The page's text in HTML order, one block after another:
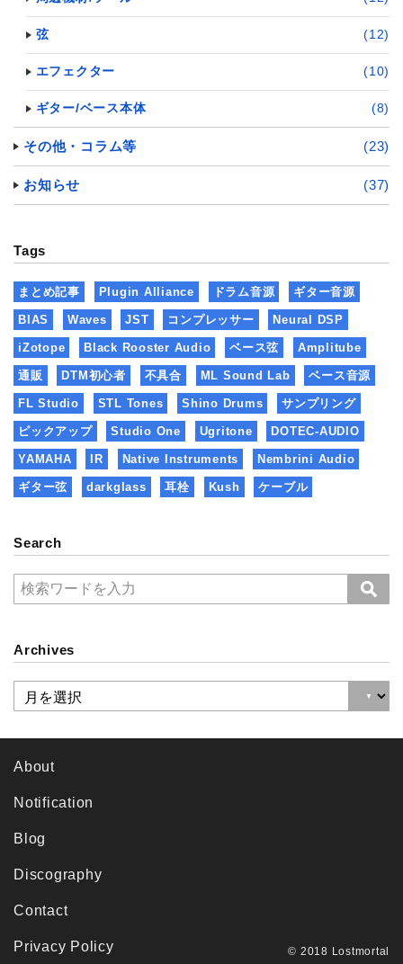
弦 (12)
エフェクター (10)
ギター/ベース本体 (8)
その他・コラム等 (23)
お知らせ (37)
Tags
まとめ記事 Plugin Alliance ドラム音源 ギター音源
BIAS Waves JST コンプレッサー Neural DSP
iZotope Black Rooster Audio ベース弦 Amplitube
通販 DTM初心者 不具合 ML Sound Lab ベース音源
FL Studio STL Tones Shino Drums サンプリング
ピックアップ Studio One Ugritone DOTEC-AUDIO
YAMAHA IR Native Instruments Nembrini Audio
ギター弦 darkglass 耳栓 Kush ケーブル
Search
Archives
About
Notification
Blog
Discography
Contact
Privacy Policy © 2018 Lostmortal